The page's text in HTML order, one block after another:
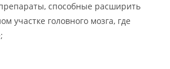
способные расширить
участке головного мозга, где